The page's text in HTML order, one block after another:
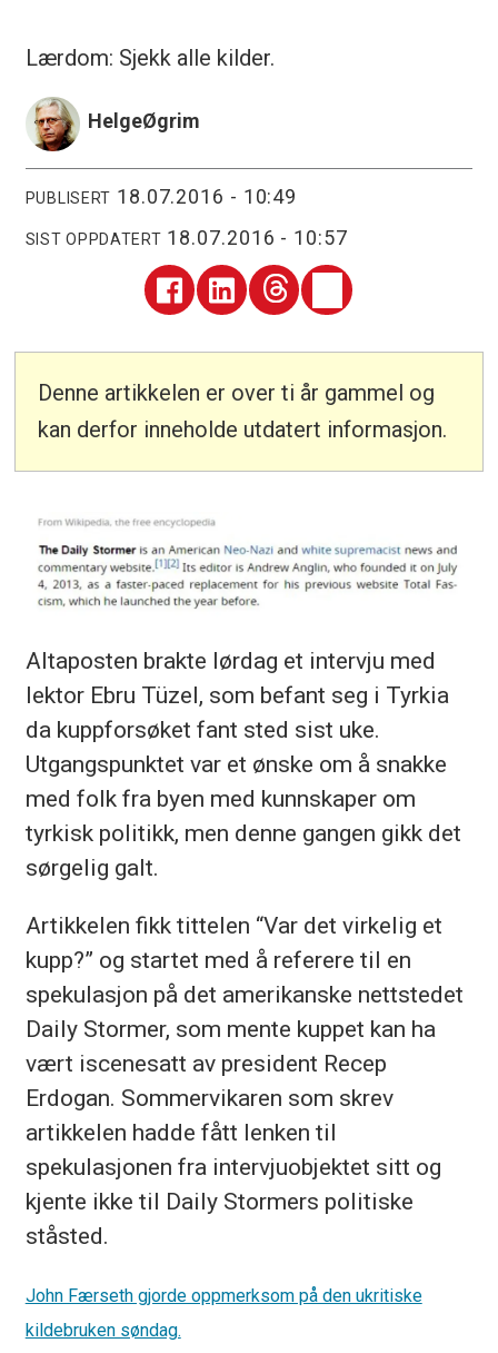
Lærdom: Sjekk alle kilder.
HelgeØgrim
PUBLISERT 18.07.2016 - 10:49
SIST OPPDATERT 18.07.2016 - 10:57
Denne artikkelen er over ti år gammel og
kan derfor inneholde utdatert informasjon.
Altaposten brakte lørdag et intervju med
lektor Ebru Tüzel, som befant seg i Tyrkia
da kuppforsøket fant sted sist uke.
Utgangspunktet var et ønske om å snakke
med folk fra byen med kunnskaper om
tyrkisk politikk, men denne gangen gikk det
sørgelig galt.
Artikkelen fikk tittelen “Var det virkelig et
kupp?” og startet med å referere til en
spekulasjon på det amerikanske nettstedet
Daily Stormer, som mente kuppet kan ha
vært iscenesatt av president Recep
Erdogan. Sommervikaren som skrev
artikkelen hadde fått lenken til
spekulasjonen fra intervjuobjektet sitt og
kjente ikke til Daily Stormers politiske
ståsted.
John Færseth gjorde oppmerksom på den ukritiske
kildebruken søndag.